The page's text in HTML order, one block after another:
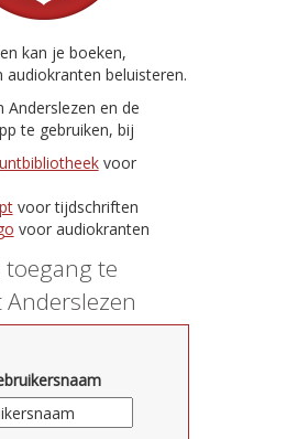
kan je boeken,
beluisteren.
Anderslezen en de
te gebruiken, bij
voor
voor tijdschriften
voor audiokranten
te